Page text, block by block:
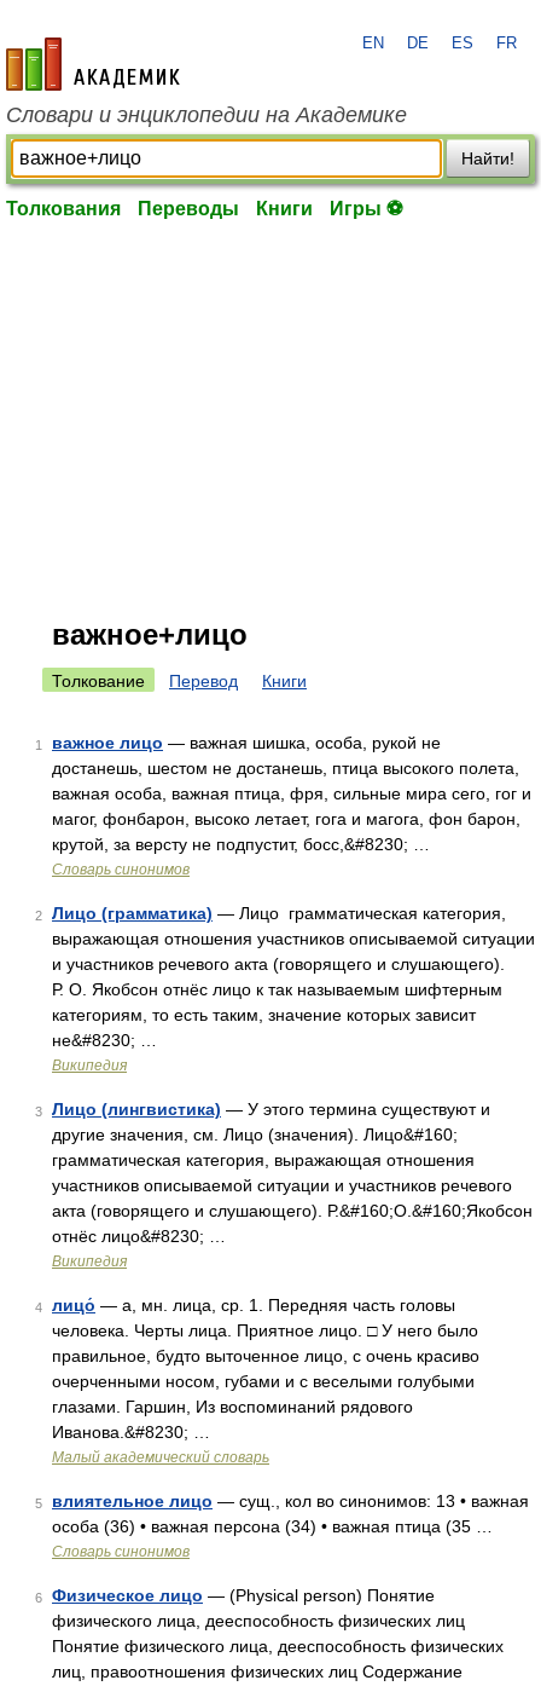
academic.ru
EN DE ES FR
Словари и энциклопедии на Академике
Найти!
Толкования Переводы Книги Игры ⚽
важное+лицо
Толкование Перевод Книги
1 важное лицо — важная шишка, особа, рукой не
достанешь, шестом не достанешь, птица высокого полета,
важная особа, важная птица, фря, сильные мира сего, гог и
магог, фонбарон, высоко летает, гога и магога, фон барон,
крутой, за версту не подпустит, босс,&#8230; …
Словарь синонимов
2 Лицо (грамматика) — Лицо грамматическая категория,
выражающая отношения участников описываемой ситуации
и участников речевого акта (говорящего и слушающего).
Р. О. Якобсон отнёс лицо к так называемым шифтерным
категориям, то есть таким, значение которых зависит
не&#8230; …
Википедия
3 Лицо (лингвистика) — У этого термина существуют и
другие значения, см. Лицо (значения). Лицо&#160;
грамматическая категория, выражающая отношения
участников описываемой ситуации и участников речевого
акта (говорящего и слушающего). Р.&#160;О.&#160;Якобсон
отнёс лицо&#8230; …
Википедия
4 лицо́ — а, мн. лица, ср. 1. Передняя часть головы
человека. Черты лица. Приятное лицо. □ У него было
правильное, будто выточенное лицо, с очень красиво
очерченными носом, губами и с веселыми голубыми
глазами. Гаршин, Из воспоминаний рядового
Иванова.&#8230; …
Малый академический словарь
5 влиятельное лицо — сущ., кол во синонимов: 13 • важная
особа (36) • важная персона (34) • важная птица (35 …
Словарь синонимов
6 Физическое лицо — (Physical person) Понятие
физического лица, дееспособность физических лиц
Понятие физического лица, дееспособность физических
лиц, правоотношения физических лиц Содержание